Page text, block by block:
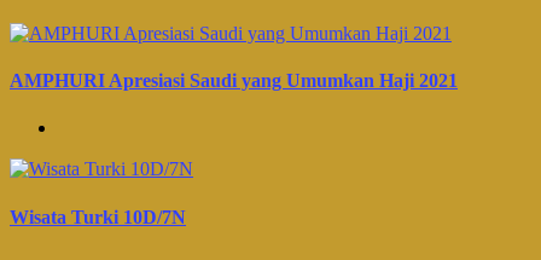
AMPHURI Apresiasi Saudi yang Umumkan Haji 2021
Wisata Turki 10D/7N